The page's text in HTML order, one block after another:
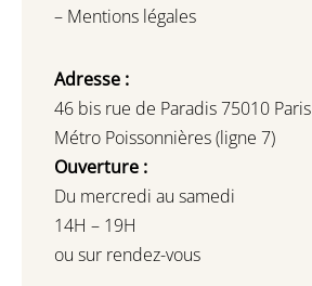
– Mentions légales
Adresse :
46 bis rue de Paradis 75010 Paris
Métro Poissonnières (ligne 7)
Ouverture :
Du mercredi au samedi
14H – 19H
ou sur rendez-vous